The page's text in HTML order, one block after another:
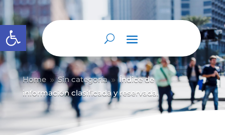
Abrir barra de herramientas
Home 9 Sin categoría 9 Índice de
información clasificada y reservada.